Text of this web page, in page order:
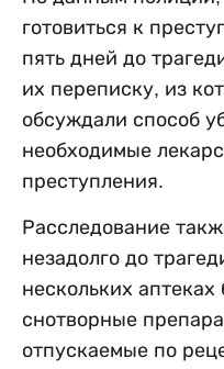
готовиться к
пять дней до
их переписку, из
обсуждали способ
необходимые
преступления.
Расследование
незадолго до
нескольких
снотворные
отпускаемые по